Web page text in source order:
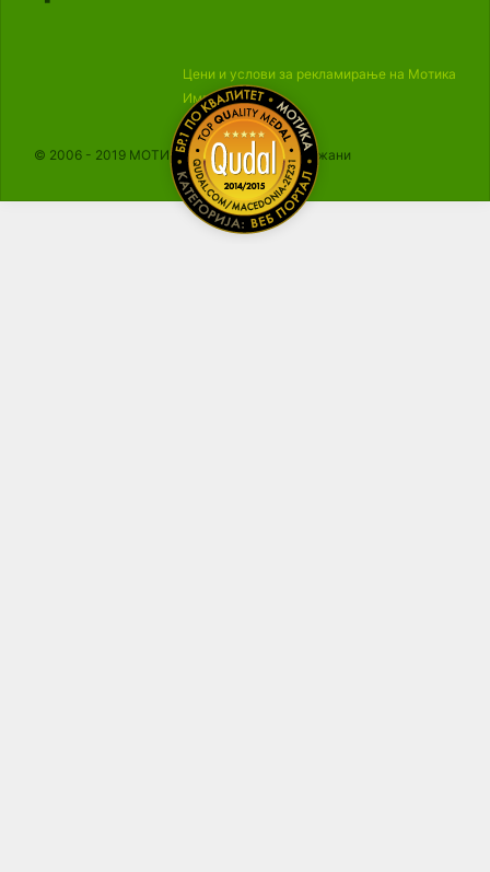
Цени и услови за рекламирање на Мотика
Импресум
© 2006 - 2019 МОТИКА, Сите права се задржани